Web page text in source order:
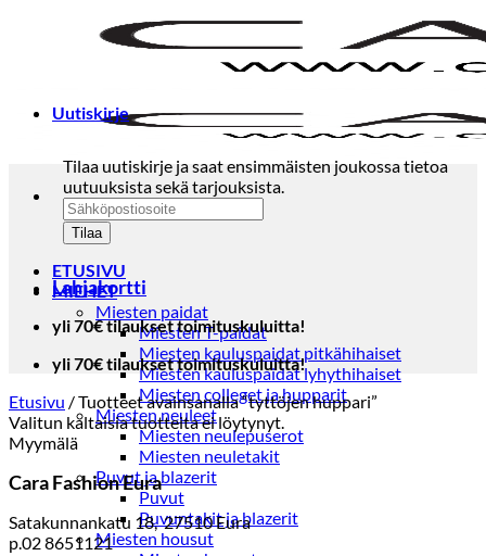
ETUSIVU
MIEHET
Miesten paidat
Miesten T-paidat
Miesten kauluspaidat pitkähihaiset
Miesten kauluspaidat lyhythihaiset
Miesten colleget ja hupparit
Miesten neuleet
Miesten neulepuserot
Miesten neuletakit
Puvut ja blazerit
Puvut
Puvuntakit ja blazerit
Miesten housut
Uutiskirje
Tilaa uutiskirje ja saat ensimmäisten joukossa tietoa
uutuuksista sekä tarjouksista.
Lahjakortti
yli 70€ tilaukset toimituskuluitta!
yli 70€ tilaukset toimituskuluitta!
Etusivu /Tuotteet avainsanalla “tyttöjen huppari”
Valitun kaltaisia tuotteita ei löytynyt.
Myymälä
Cara Fashion Eura
Satakunnankatu 18, 27510 Eura
p.02 8651121